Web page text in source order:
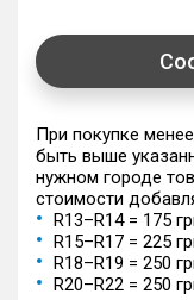
При покупке
быть выше
нужном городе
стоимости
R13–R14 = 175
R15–R17 = 225
R18–R19 = 250
R20–R22 = 250